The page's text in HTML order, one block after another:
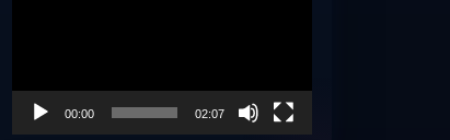
00:00 02:07